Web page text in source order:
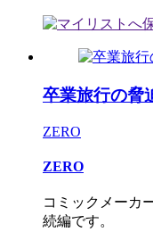
卒業旅行の脅
ZERO
ZERO
コミックメーカ
続編です。